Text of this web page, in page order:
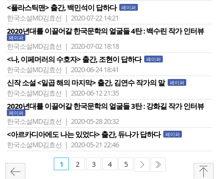
<플라스틱맨> 출간, 백민석이 답하다 페이퍼
한국소설MD김효선 | 2020-07-22 14:21
2020년대를 이끌어갈 한국문학의 얼굴들 4탄 : 백수린 작가 인터뷰
페이퍼
한국소설MD김효선 | 2020-07-02 18:18
<나, 이페머러의 수호자> 출간, 조현이 답하다 페이퍼
한국소설MD김효선 | 2020-06-24 18:41
신작 소설 <일곱 해의 마지막> 출간, 김연수 작가의 말 페이퍼
한국소설MD김효선 | 2020-06-12 21:35
2020년대를 이끌어갈 한국문학의 얼굴들 3탄 : 강화길 작가 인터뷰
페이퍼
한국소설MD김효선 | 2020-05-28 20:32
<아르카디아에도 나는 있었다> 출간, 듀나가 답하다 페이퍼
한국소설MD김효선 | 2020-05-21 22:46
1 2 3 4 5